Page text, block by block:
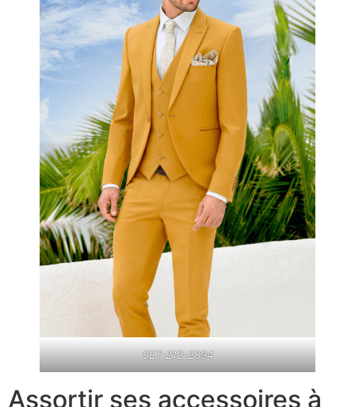
SET-212-2894
Assortir ses accessoires à